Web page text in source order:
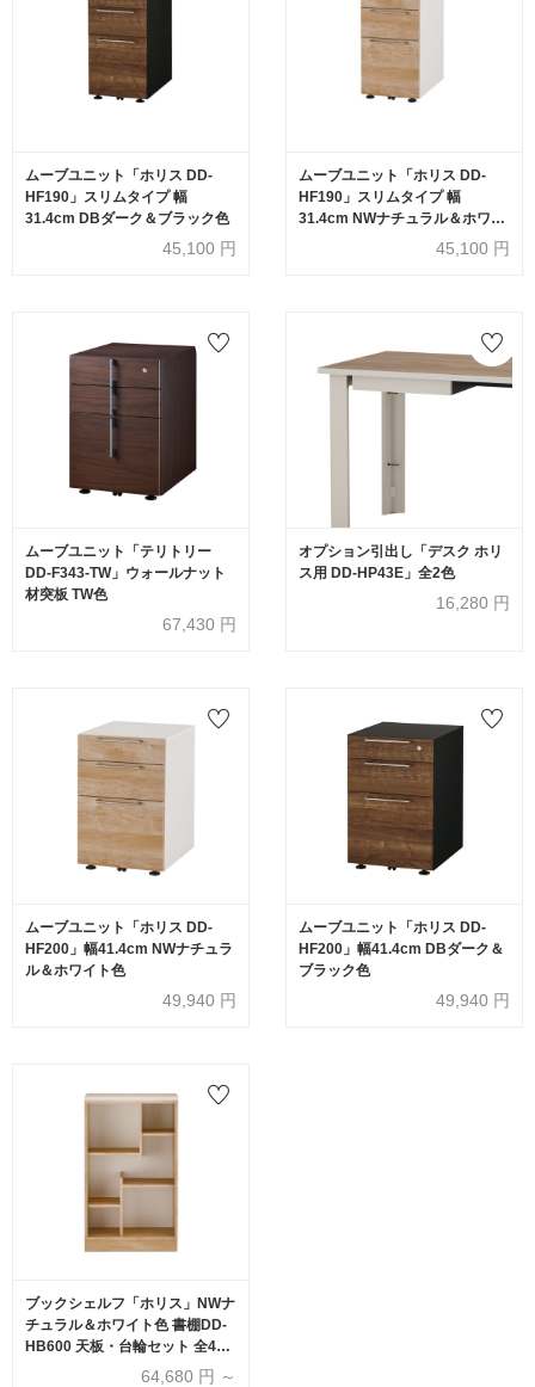
ムーブユニット「ホリス DD-
HF190」スリムタイプ 幅
31.4cm DBダーク＆ブラック色
45,100 円
ムーブユニット「ホリス DD-
HF190」スリムタイプ 幅
31.4cm NWナチュラル＆ホワイ
45,100 円
ムーブユニット「テリトリー
DD-F343-TW」ウォールナット
材突板 TW色
67,430 円
オプション引出し「デスク ホリ
ス用 DD-HP43E」全2色
16,280 円
ムーブユニット「ホリス DD-
HF200」幅41.4cm NWナチュラ
ル＆ホワイト色
49,940 円
ムーブユニット「ホリス DD-
HF200」幅41.4cm DBダーク＆
ブラック色
49,940 円
ブックシェルフ「ホリス」NWナ
チュラル＆ホワイト色 書棚DD-
HB600 天板・台輪セット 全4サ
64,680 円 ～